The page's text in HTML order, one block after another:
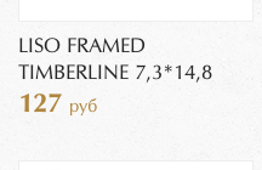
LISO FRAMED
TIMBERLINE 7,3*14,8
127 руб